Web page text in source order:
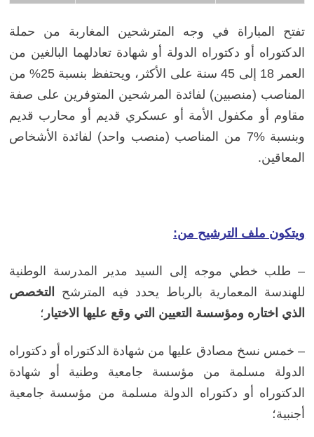
تفتح المباراة في وجه المترشحين المغاربة من حملة
الدكتوراه أو دكتوراه الدولة أو شهادة تعادلهما البالغين من
العمر 18 إلى 45 سنة
على الأكثر
، ويحتفظ بنسبة 25% من
المناصب (منصبين) لفائدة المرشحين المتوفرين على صفة
مقاوم أو مكفول الأمة أو عسكري قديم أو محارب قديم
وبنسبة %7 من المناصب (منصب واحد) لفائدة الأشخاص
المعاقين.
ويتكون ملف الترشيح من:
– طلب خطي موجه إلى السيد مدير المدرسة الوطنية
للهندسة المعمارية بالرباط يحدد فيه المترشح
التخصص
الذي اختاره ومؤسسة التعيين التي وقع عليها الاختيار ؛
– خمس نسخ مصادق عليها من شهادة الدكتوراه أو دكتوراه
الدولة مسلمة من مؤسسة جامعية وطنية أو شهادة
الدكتوراه أو دكتوراه الدولة مسلمة من مؤسسة جامعية
أجنبية؛